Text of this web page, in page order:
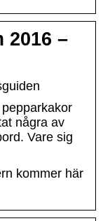
–
några av
Vare sig
kommer här